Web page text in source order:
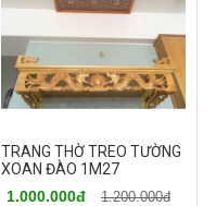
TRANG THỜ TREO TƯỜNG
XOAN ĐÀO 1M27
1.000.000đ
1.200.000đ